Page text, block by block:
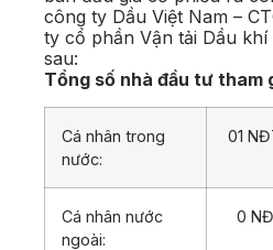
công ty Dầu Việt Nam –
ty cổ phần Vận tải Dầu
sau:
Tổng số nhà đầu tư tham
Cá nhân trong
nước:
01
Cá nhân nước
ngoài:
0